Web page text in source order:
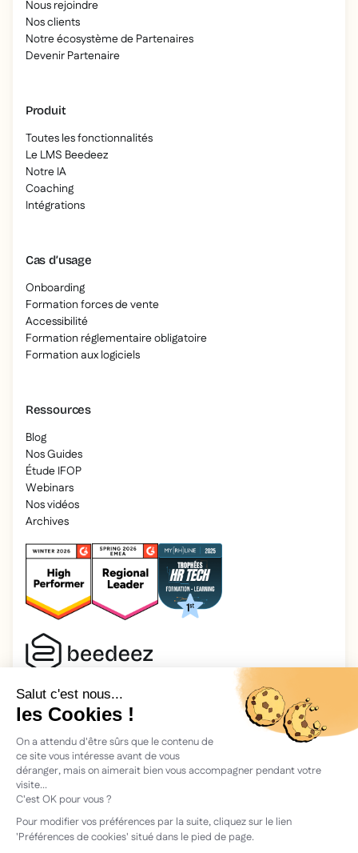
Nous rejoindre
Nos clients
Notre écosystème de Partenaires
Devenir Partenaire
Produit
Toutes les fonctionnalités
Le LMS Beedeez
Notre IA
Coaching
Intégrations
Cas d’usage
Onboarding
Formation forces de vente
Accessibilité
Formation réglementaire obligatoire
Formation aux logiciels
Ressources
Blog
Nos Guides
Étude IFOP
Webinars
Nos vidéos
Archives
2026 Beedeez. Tous droits réservés.
Mentions légales
Beedeez, c’est une start-up fondée en 2015 par quatre férus
d’apprentissage : Morgan, Rémi, Quentin, Julien, avec une
vision simple : faciliter l'apprentissage et la transmission des
connaissances.